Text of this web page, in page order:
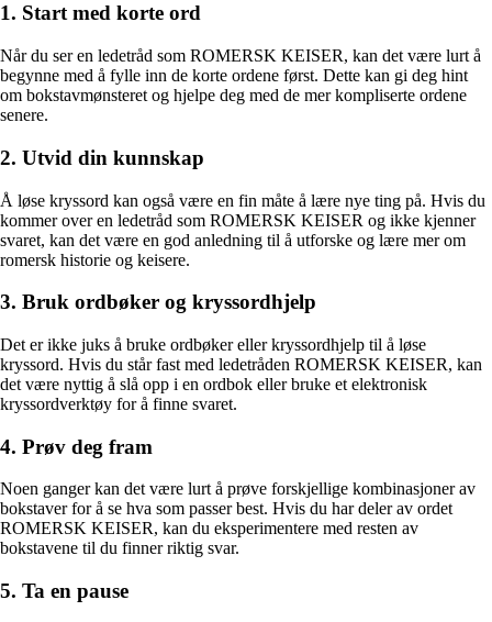
1. Start med korte ord
Når du ser en ledetråd som ROMERSK KEISER, kan det være lurt å
begynne med å fylle inn de korte ordene først. Dette kan gi deg hint
om bokstavmønsteret og hjelpe deg med de mer kompliserte ordene
senere.
2. Utvid din kunnskap
Å løse kryssord kan også være en fin måte å lære nye ting på. Hvis du
kommer over en ledetråd som ROMERSK KEISER og ikke kjenner
svaret, kan det være en god anledning til å utforske og lære mer om
romersk historie og keisere.
3. Bruk ordbøker og kryssordhjelp
Det er ikke juks å bruke ordbøker eller kryssordhjelp til å løse
kryssord. Hvis du står fast med ledetråden ROMERSK KEISER, kan
det være nyttig å slå opp i en ordbok eller bruke et elektronisk
kryssordverktøy for å finne svaret.
4. Prøv deg fram
Noen ganger kan det være lurt å prøve forskjellige kombinasjoner av
bokstaver for å se hva som passer best. Hvis du har deler av ordet
ROMERSK KEISER, kan du eksperimentere med resten av
bokstavene til du finner riktig svar.
5. Ta en pause